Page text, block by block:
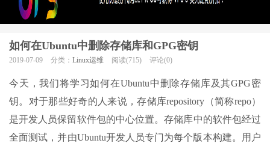
如何在Ubuntu中删除存储库和GPG密钥
2019-07-09 分类： Linux运维 阅读(715) 评论(0)
今天，我们将学习如何在Ubuntu中删除存储库及其GPG密
钥。对于那些好奇的人来说，存储库repository（简称repo）
是开发人员保留软件包的中心位置。存储库中的软件包经过
全面测试，并由Ubuntu开发人员专门为每个版本构建。用户